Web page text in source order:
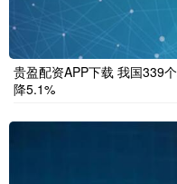
贵盈配资APP下载 我国339
降5.1%